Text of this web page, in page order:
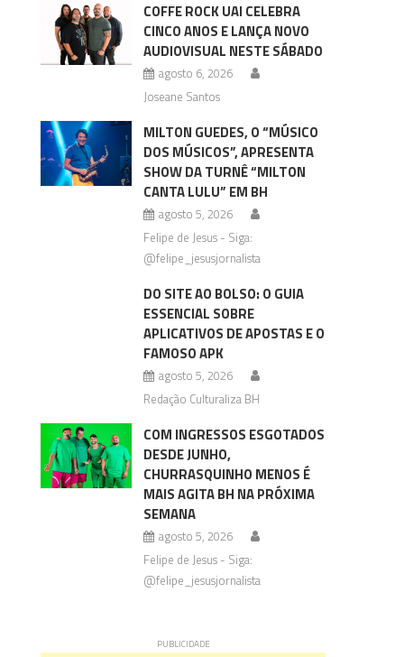
COFFE ROCK UAI CELEBRA
CINCO ANOS E LANÇA NOVO
AUDIOVISUAL NESTE SÁBADO
agosto 6, 2026
Joseane Santos
MILTON GUEDES, O “MÚSICO
DOS MÚSICOS”, APRESENTA
SHOW DA TURNÊ “MILTON
CANTA LULU” EM BH
agosto 5, 2026
Felipe de Jesus - Siga:
@felipe_jesusjornalista
DO SITE AO BOLSO: O GUIA
ESSENCIAL SOBRE
APLICATIVOS DE APOSTAS E O
FAMOSO APK
agosto 5, 2026
Redação Culturaliza BH
COM INGRESSOS ESGOTADOS
DESDE JUNHO,
CHURRASQUINHO MENOS É
MAIS AGITA BH NA PRÓXIMA
SEMANA
agosto 5, 2026
Felipe de Jesus - Siga:
@felipe_jesusjornalista